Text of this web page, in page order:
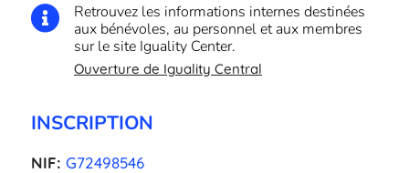

Retrouvez les informations internes destinées
aux bénévoles, au personnel et aux membres
sur le site Iguality Center.
Ouverture de Iguality Central
INSCRIPTION
NIF: G72498546